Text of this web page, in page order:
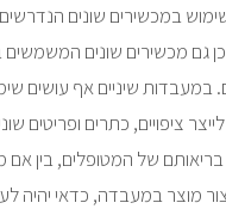
במכשירים שונים הנדרשים
גם מכשירים שונים המשמשים
במעבדות שיניים אף עושים
ציפויים, כתרים ופריטים
בריאותם של המטופלים, בין
מוצר במעבדה, כדאי יהיה